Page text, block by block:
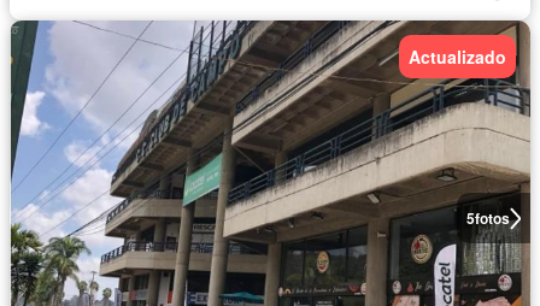
5fotos
Actualizado